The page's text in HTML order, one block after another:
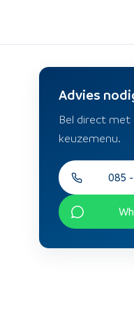
Advies
Bel direct met
keuzemenu.
085